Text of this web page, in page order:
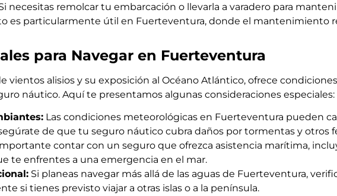
necesitas remolcar tu embarcación o llevarla a varadero para
es particularmente útil en Fuerteventura, donde el mantenimiento
para Navegar en Fuerteventura
vientos alisios y su exposición al Océano Atlántico, ofrece
náutico. Aquí te presentamos algunas consideraciones especiales:
Las condiciones meteorológicas en Fuerteventura pueden
de que tu seguro náutico cubra daños por tormentas y otros
contar con un seguro que ofrezca asistencia marítima,
te enfrentes a una emergencia en el mar.
Si planeas navegar más allá de las aguas de Fuerteventura,
si tienes previsto viajar a otras islas o a la península.